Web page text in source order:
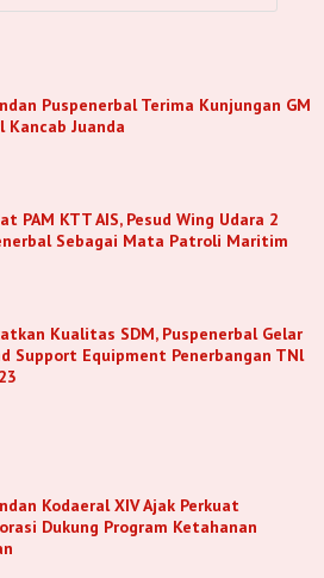
Puspenerbal Terima Kunjungan GM
Kancab Juanda
PAM KTT AIS, Pesud Wing Udara 2
Sebagai Mata Patroli Maritim
Kualitas SDM, Puspenerbal Gelar
Support Equipment Penerbangan TNl
Kodaeral XIV Ajak Perkuat
Dukung Program Ketahanan